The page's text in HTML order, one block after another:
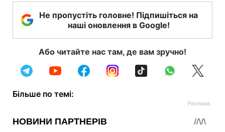
Не пропустіть головне! Підпишіться на
наші оновлення в Google!
Або читайте нас там, де вам зручно!
Більше по темі: